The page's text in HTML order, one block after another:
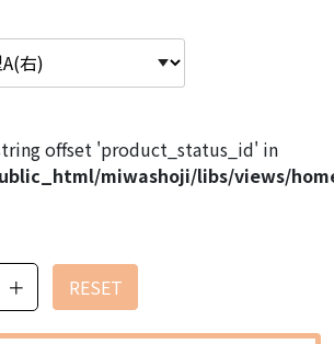
offset 'product_status_id' in
miwashoji/libs/views/
＋ RESET